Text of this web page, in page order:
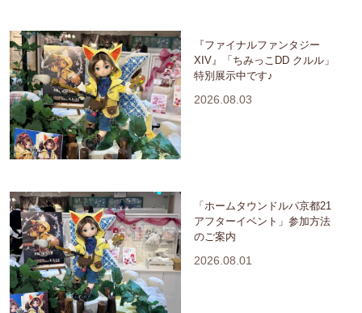
『ファイナルファンタジー
XIV』「ちみっこDD クルル」
特別展示中です♪
2026.08.03
「ホームタウンドルパ京都21
アフターイベント」参加方法
のご案内
2026.08.01